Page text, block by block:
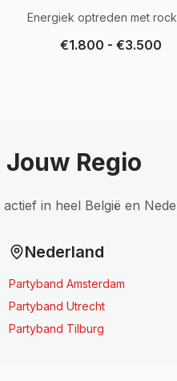
Energiek optreden met
€1.800 - €3.500
Regio
in heel België en
Nederland
Partyband Amsterdam
Partyband Utrecht
Partyband Tilburg